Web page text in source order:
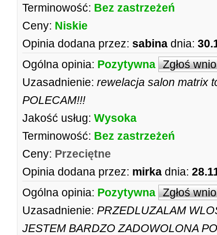
Terminowość: Bez zastrzeżeń
Ceny: Niskie
Opinia dodana przez: sabina dnia:
Ogólna opinia: Pozytywna Zgłoś
Uzasadnienie: rewelacja salon matrix
POLECAM!!!
Jakość usług: Wysoka
Terminowość: Bez zastrzeżeń
Ceny: Przeciętne
Opinia dodana przez: mirka dnia:
Ogólna opinia: Pozytywna Zgłoś
Uzasadnienie: PRZEDLUZALAM
JESTEM BARDZO ZADOWOLONA